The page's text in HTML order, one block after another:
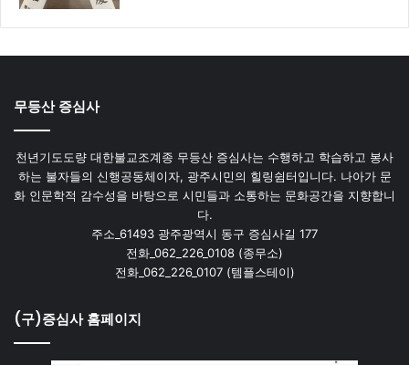
무등산 증심사
천년기도도량 대한불교조계종 무등산 증심사는 수행하고 학습하고 봉사
하는 불자들의 신행공동체이자, 광주시민의 힐링쉼터입니다. 나아가 문
화 인문학적 감수성을 바탕으로 시민들과 소통하는 문화공간을 지향합니
다.
주소_61493 광주광역시 동구 증심사길 177
전화_062_226_0108 (종무소)
전화_062_226_0107 (템플스테이)
(구)증심사 홈페이지